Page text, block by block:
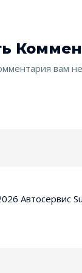
вам
Автосервис